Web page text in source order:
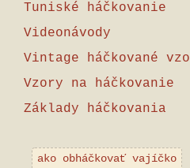
Tuniské háčkovanie
Videonávody
Vintage háčkované
Vzory na háčkovanie
Základy háčkovania
ako obháčkovať vajíčko